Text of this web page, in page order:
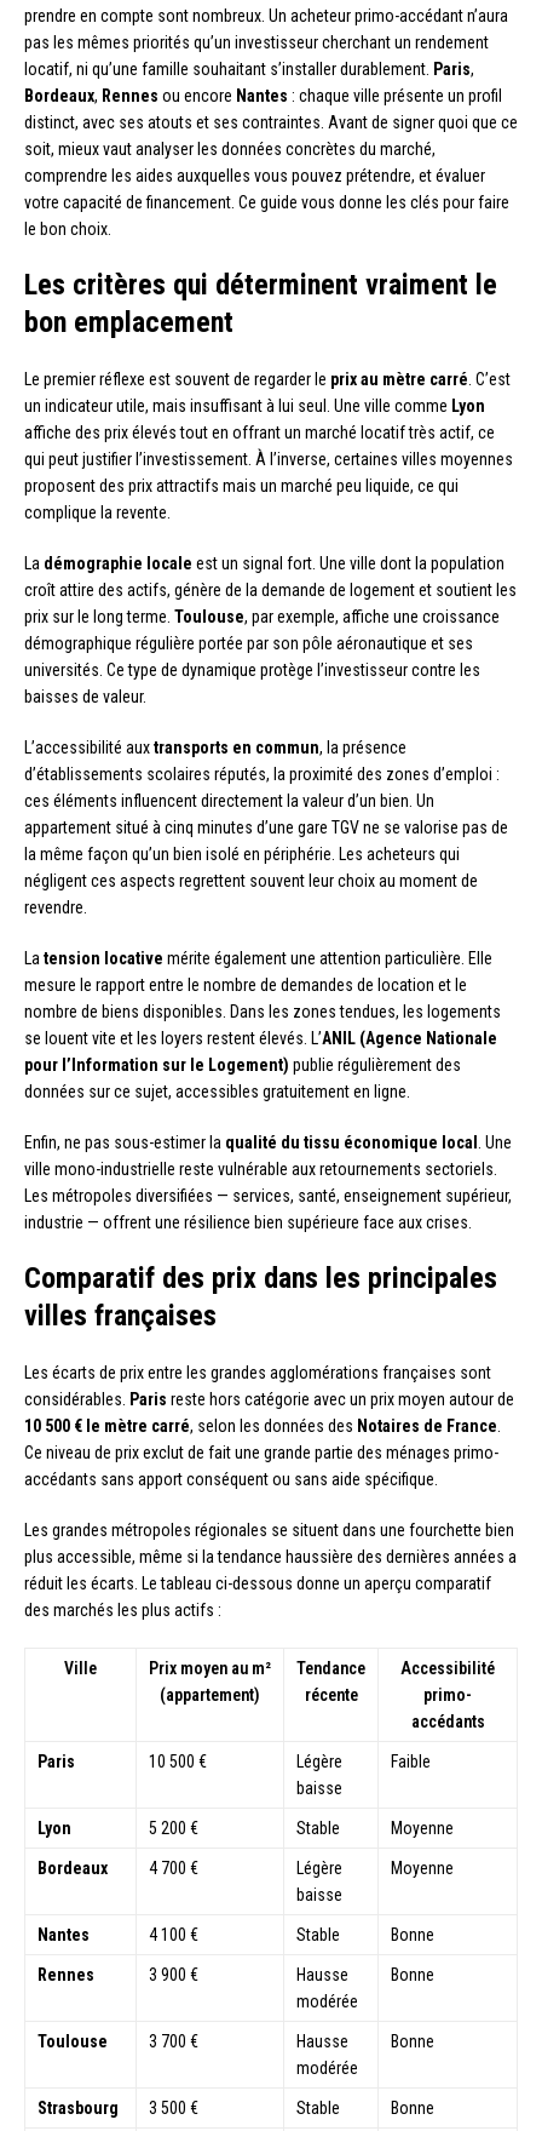
prendre en compte sont nombreux. Un acheteur primo-accédant n’aura
pas les mêmes priorités qu’un investisseur cherchant un rendement
locatif, ni qu’une famille souhaitant s’installer durablement. Paris,
Bordeaux, Rennes ou encore Nantes : chaque ville présente un profil
distinct, avec ses atouts et ses contraintes. Avant de signer quoi que ce
soit, mieux vaut analyser les données concrètes du marché,
comprendre les aides auxquelles vous pouvez prétendre, et évaluer
votre capacité de financement. Ce guide vous donne les clés pour faire
le bon choix.
Les critères qui déterminent vraiment le
bon emplacement
Le premier réflexe est souvent de regarder le prix au mètre carré . C’est
un indicateur utile, mais insuffisant à lui seul. Une ville comme Lyon
affiche des prix élevés tout en offrant un marché locatif très actif, ce
qui peut justifier l’investissement. À l’inverse, certaines villes moyennes
proposent des prix attractifs mais un marché peu liquide, ce qui
complique la revente.
La démographie locale est un signal fort. Une ville dont la population
croît attire des actifs, génère de la demande de logement et soutient les
prix sur le long terme. Toulouse, par exemple, affiche une croissance
démographique régulière portée par son pôle aéronautique et ses
universités. Ce type de dynamique protège l’investisseur contre les
baisses de valeur.
L’accessibilité auxtransports en commun, la présence
d’établissements scolaires réputés, la proximité des zones d’emploi :
ces éléments influencent directement la valeur d’un bien. Un
appartement situé à cinq minutes d’une gare TGV ne se valorise pas de
la même façon qu’un bien isolé en périphérie. Les acheteurs qui
négligent ces aspects regrettent souvent leur choix au moment de
revendre.
La tension locative mérite également une attention particulière. Elle
mesure le rapport entre le nombre de demandes de location et le
nombre de biens disponibles. Dans les zones tendues, les logements
se louent vite et les loyers restent élevés. L’ANIL (Agence Nationale
pour l’Information sur le Logement) publie régulièrement des
données sur ce sujet, accessibles gratuitement en ligne.
Enfin, ne pas sous-estimer la qualité du tissu économique local . Une
ville mono-industrielle reste vulnérable aux retournements sectoriels.
Les métropoles diversifiées — services, santé, enseignement supérieur,
industrie — offrent une résilience bien supérieure face aux crises.
Comparatif des prix dans les principales
villes françaises
Les écarts de prix entre les grandes agglomérations françaises sont
considérables. Paris reste hors catégorie avec un prix moyen autour de
10 500 € le mètre carré, selon les données des Notaires de France
Ce niveau de prix exclut de fait une grande partie des ménages primo-
accédants sans apport conséquent ou sans aide spécifique.
Les grandes métropoles régionales se situent dans une fourchette bien
plus accessible, même si la tendance haussière des dernières années a
réduit les écarts. Le tableau ci-dessous donne un aperçu comparatif
des marchés les plus actifs :
Ville
Prix moyen au m²
(appartement)
Tendance
récente
Accessibilité
primo-
accédants
Paris 10 500 €
Légère
baisse
Faible
Lyon 5 200 € Stable Moyenne
Bordeaux 4 700 €
Légère
baisse
Moyenne
Nantes 4 100 € Stable Bonne
Rennes 3 900 €
Hausse
modérée
Bonne
Toulouse 3 700 €
Hausse
modérée
Bonne
Strasbourg 3 500 € Stable Bonne